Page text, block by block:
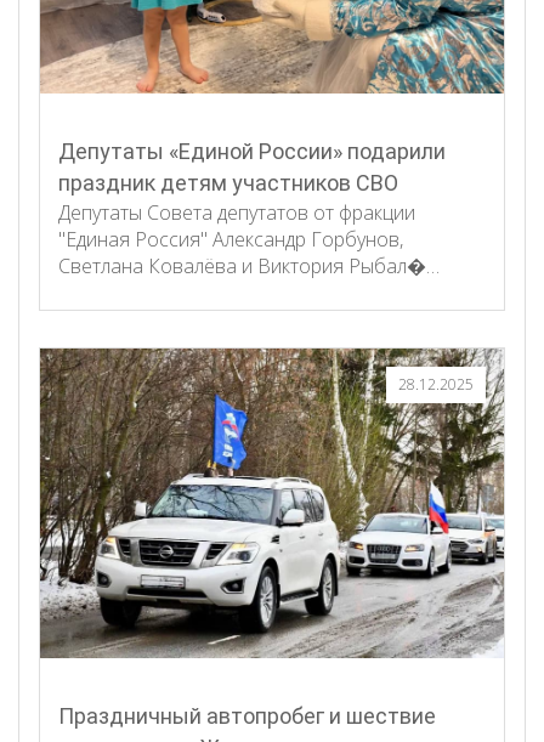
Депутаты «Единой России» подарили
праздник детям участников СВО
Депутаты Совета депутатов от фракции
"Единая Россия" Александр Горбунов,
Светлана Ковалёва и Виктория Рыбал�…
28.12.2025
Праздничный автопробег и шествие